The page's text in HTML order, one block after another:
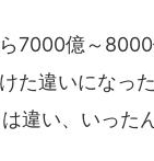
7000億～
た違いになっ
違い、いった